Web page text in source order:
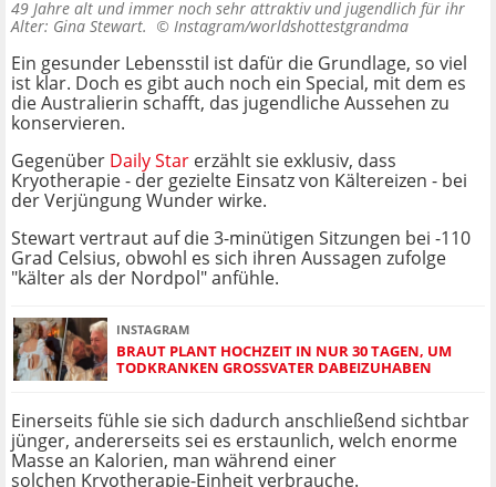
49 Jahre alt und immer noch sehr attraktiv und jugendlich für ihr
Alter: Gina Stewart. © Instagram/worldshottestgrandma
Ein gesunder Lebensstil ist dafür die Grundlage, so viel
ist klar. Doch es gibt auch noch ein Special, mit dem es
die Australierin schafft, das jugendliche Aussehen zu
konservieren.
Gegenüber Daily Star erzählt sie exklusiv, dass
Kryotherapie - der gezielte Einsatz von Kältereizen - bei
der Verjüngung Wunder wirke.
Stewart vertraut auf die 3-minütigen Sitzungen bei -110
Grad Celsius, obwohl es sich ihren Aussagen zufolge
"kälter als der Nordpol" anfühle.
INSTAGRAM
BRAUT PLANT HOCHZEIT IN NUR 30 TAGEN, UM
TODKRANKEN GROSSVATER DABEIZUHABEN
Einerseits fühle sie sich dadurch anschließend sichtbar
jünger, andererseits sei es erstaunlich, welch enorme
Masse an Kalorien, man während einer
solchen Kryotherapie-Einheit verbrauche.